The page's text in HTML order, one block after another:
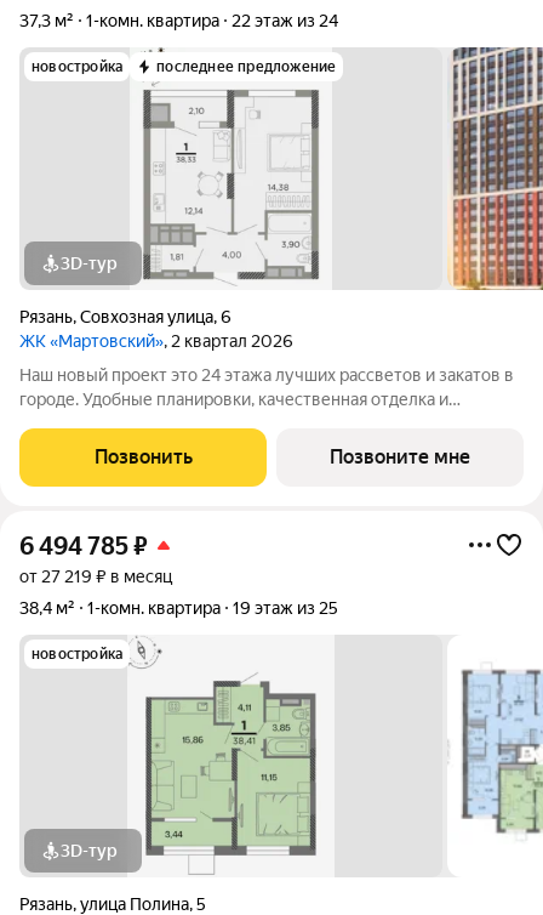
37,3 м²
1-комн. квартира 22 этаж из 24
новостройка последнее предложение
3D-тур
Рязань,Совхозная улица,6
ЖК «Мартовский», 2 квартал 2026
Наш новый проект это 24 этажа лучших рассветов и закатов в
городе. Удобные планировки, качественная отделка и
инфраструктурой. Здесь можно найти огромное количество
вариантов для выбора квартиры
Позвонить Позвоните мне
6 494 785₽
от 27 219 ₽ в месяц
38,4 м²
1-комн. квартира 19 этаж из 25
новостройка
3D-тур
Рязань,улица Полина,5